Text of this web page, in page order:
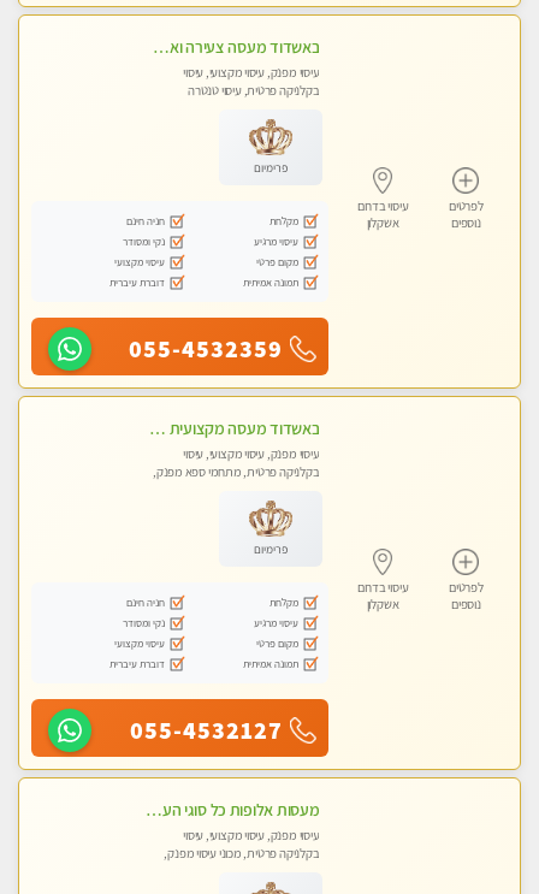
לפרטים
נוספים
עיסוי בדרום
אשקלון
באשדוד מעסה צעירה ואלופה לעיסוי מקצועי מומלץ מאוד ....פרטי!!
עיסוי מפנק, עיסוי מקצועי, עיסוי
בקלניקה פרטית, עיסוי טנטרה
פרימיום
מקלחת
חניה חינם
עיסוי מרגיע
נקי ומסודר
מקום פרטי
עיסוי מקצועי
תמונה אמיתית
דוברת עיברית
055-4532359
לפרטים
נוספים
עיסוי בדרום
אשקלון
באשדוד מעסה מקצועית צעירה ואיכותית פרטי!!!
עיסוי מפנק, עיסוי מקצועי, עיסוי
בקלניקה פרטית, מתחמי ספא מפנק,
פרימיום
מקלחת
חניה חינם
עיסוי מרגיע
נקי ומסודר
מקום פרטי
עיסוי מקצועי
תמונה אמיתית
דוברת עיברית
055-4532127
מעסות אלופות כל סוגי העיסויים מקצועיות ואיכותיות פרטי!!
עיסוי מפנק, עיסוי מקצועי, עיסוי
בקלניקה פרטית, מכוני עיסוי מפנק,